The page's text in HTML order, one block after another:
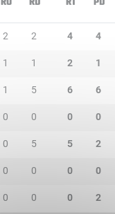
2 2 4 4
1 1 2 1
1 5 6 6
0 0 0 0
0 5 5 2
0 0 0 0
0 0 0 2